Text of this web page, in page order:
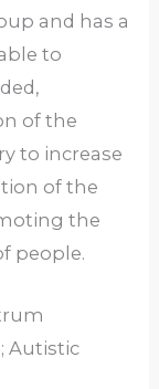
and has a
to
of the
to increase
of the
the
people.
Autistic